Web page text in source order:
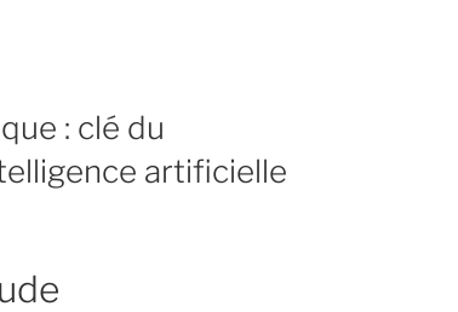
: clé du
artificielle